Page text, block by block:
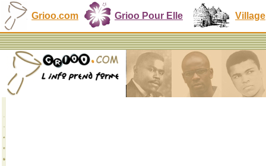
Grioo.com Grioo Pour Elle Village